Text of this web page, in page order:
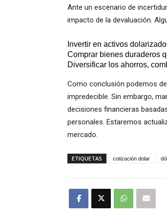
Ante un escenario de
impacto de la devaluación.
Invertir en activos
Comprar bienes duraderos
Diversificar los ahorros,
Como conclusión podemos
impredecible. Sin embargo,
decisiones financieras
personales. Estaremos
mercado.
ETIQUETAS cotización dolar